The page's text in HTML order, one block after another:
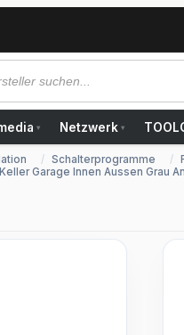
▾ Netzwerk ▾
Schalterprogramme
Garage Innen Aussen Grau